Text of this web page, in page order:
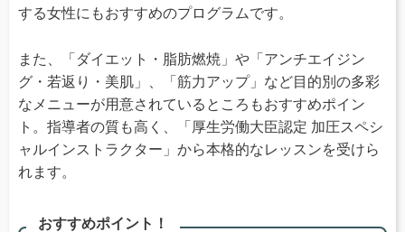
する女性にもおすすめのプログラムです。
また、「ダイエット・脂肪燃焼」や「アンチエイジン
グ・若返り・美肌」、「筋力アップ」など目的別の多彩
なメニューが用意されているところもおすすめポイン
ト。指導者の質も高く、「厚生労働大臣認定 加圧スペシ
ャルインストラクター」から本格的なレッスンを受けら
れます。
おすすめポイント！